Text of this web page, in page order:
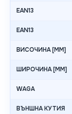
EAN13
EAN13
ВИСОЧИНА [MM]
ШИРОЧИНА [MM]
WAGA
ВЪНШНА КУТИЯ